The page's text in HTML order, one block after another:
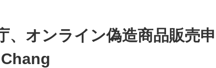
、オンライン偽造商品販売